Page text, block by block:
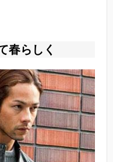
春らしく